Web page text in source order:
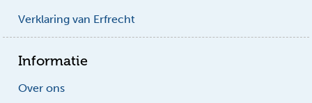
Verklaring van Erfrecht
Informatie
Over ons